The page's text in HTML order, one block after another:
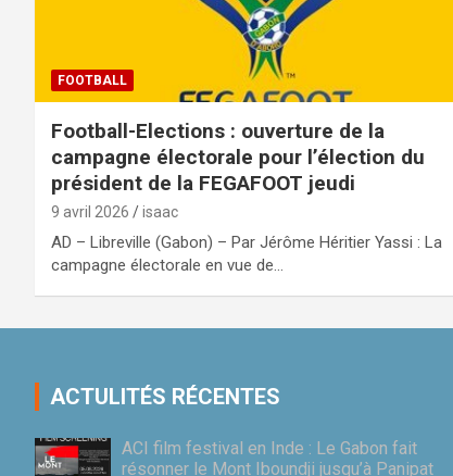
FOOTBALL
Football-Elections : ouverture de la
campagne électorale pour l’élection du
président de la FEGAFOOT jeudi
9 avril 2026 isaac
AD – Libreville (Gabon) – Par Jérôme Héritier Yassi : La
campagne électorale en vue de…
ACTULITÉS RÉCENTES
ACI film festival en Inde : Le Gabon fait
résonner le Mont Iboundji jusqu’à Panipat